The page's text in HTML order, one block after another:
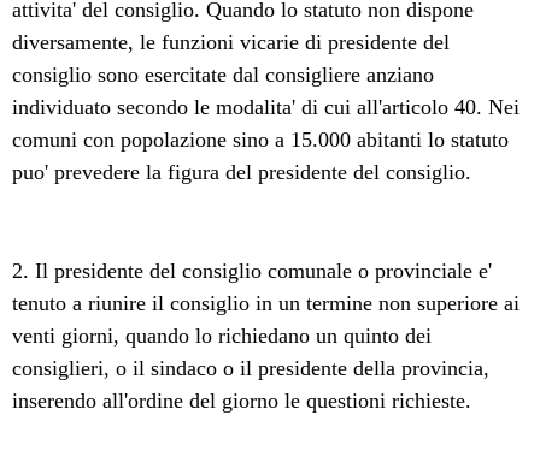
attivita' del consiglio. Quando lo statuto non dispone
diversamente, le funzioni vicarie di presidente del
consiglio sono esercitate dal consigliere anziano
individuato secondo le modalita' di cui all'articolo 40. Nei
comuni con popolazione sino a 15.000 abitanti lo statuto
puo' prevedere la figura del presidente del consiglio.
2. Il presidente del consiglio comunale o provinciale e'
tenuto a riunire il consiglio in un termine non superiore ai
venti giorni, quando lo richiedano un quinto dei
consiglieri, o il sindaco o il presidente della provincia,
inserendo all'ordine del giorno le questioni richieste.